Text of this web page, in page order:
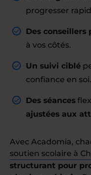
progresser
Des conseillers
à vos côtés.
Un suivi ciblé
confiance en soi.
Des séances
ajustées aux
Avec Acadomia,
soutien scolaire à
structurant pour